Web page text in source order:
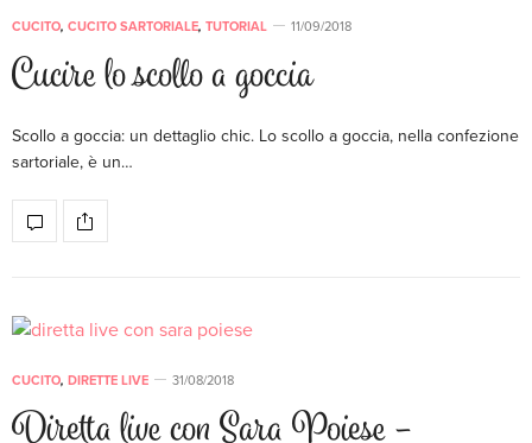
CUCITO, CUCITO SARTORIALE, TUTORIAL 11/09/2018
Cucire lo scollo a goccia
Scollo a goccia: un dettaglio chic. Lo scollo a goccia, nella confezione
sartoriale, è un…
CUCITO, DIRETTE LIVE 31/08/2018